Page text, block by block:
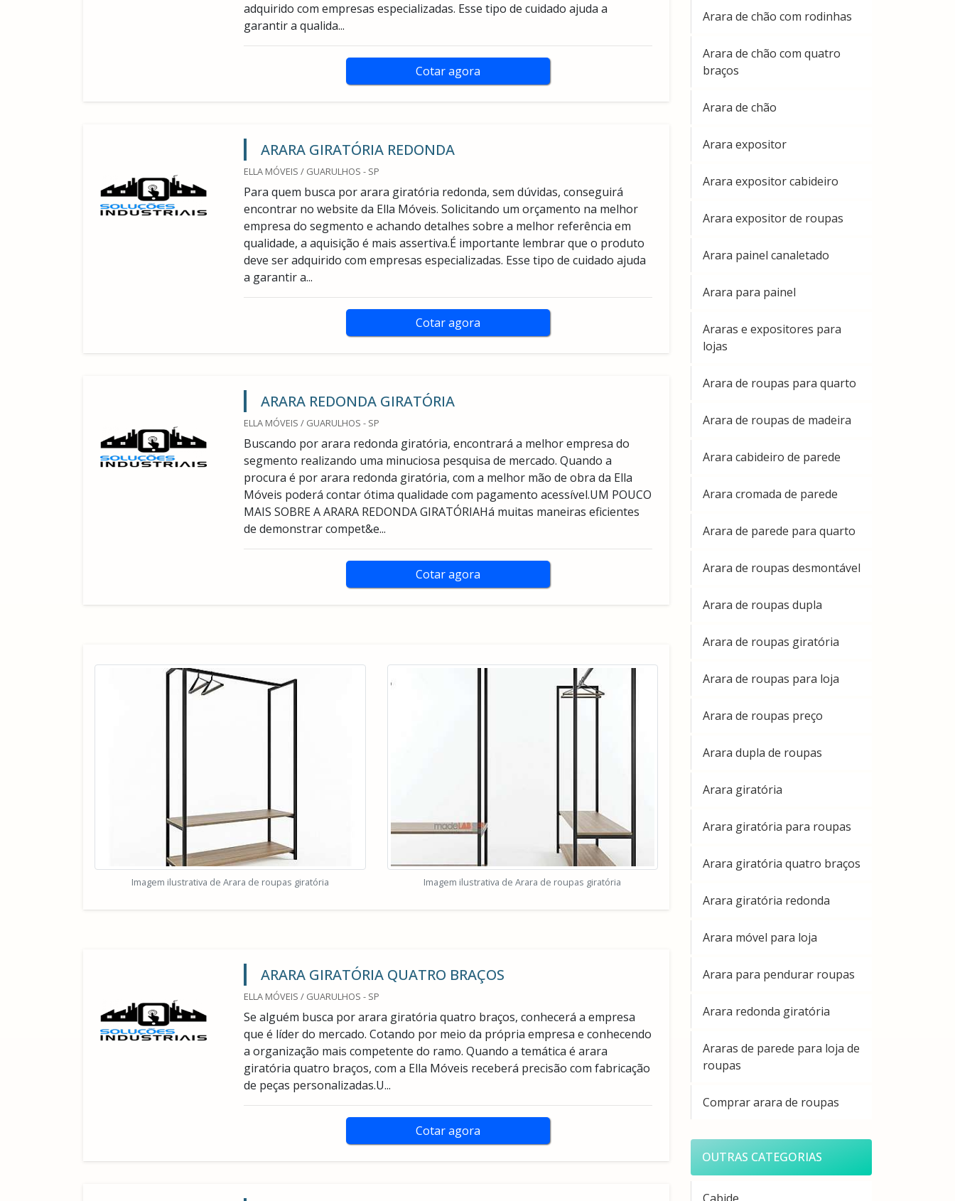
adquirido com empresas especializadas. Esse tipo de cuidado ajuda a
garantir a qualida...
Cotar agora
ARARA GIRATÓRIA REDONDA
ELLA MÓVEIS / GUARULHOS - SP
Para quem busca por arara giratória redonda, sem dúvidas, conseguirá
encontrar no website da Ella Móveis. Solicitando um orçamento na melhor
empresa do segmento e achando detalhes sobre a melhor referência em
qualidade, a aquisição é mais assertiva.É importante lembrar que o produto
deve ser adquirido com empresas especializadas. Esse tipo de cuidado ajuda
a garantir a...
Cotar agora
ARARA REDONDA GIRATÓRIA
ELLA MÓVEIS / GUARULHOS - SP
Buscando por arara redonda giratória, encontrará a melhor empresa do
segmento realizando uma minuciosa pesquisa de mercado. Quando a
procura é por arara redonda giratória, com a melhor mão de obra da Ella
Móveis poderá contar ótima qualidade com pagamento acessível.UM POUCO
MAIS SOBRE A ARARA REDONDA GIRATÓRIAHá muitas maneiras eficientes
de demonstrar compet&e...
Cotar agora
Imagem ilustrativa de Arara de roupas giratória Imagem ilustrativa de Arara de roupas giratória
ARARA GIRATÓRIA QUATRO BRAÇOS
ELLA MÓVEIS / GUARULHOS - SP
Se alguém busca por arara giratória quatro braços, conhecerá a empresa
que é líder do mercado. Cotando por meio da própria empresa e conhecendo
a organização mais competente do ramo. Quando a temática é arara
giratória quatro braços, com a Ella Móveis receberá precisão com fabricação
de peças personalizadas.U...
Cotar agora
Arara de chão com rodinhas
Arara de chão com quatro
braços
Arara de chão
Arara expositor
Arara expositor cabideiro
Arara expositor de roupas
Arara painel canaletado
Arara para painel
Araras e expositores para
lojas
Arara de roupas para quarto
Arara de roupas de madeira
Arara cabideiro de parede
Arara cromada de parede
Arara de parede para quarto
Arara de roupas desmontável
Arara de roupas dupla
Arara de roupas giratória
Arara de roupas para loja
Arara de roupas preço
Arara dupla de roupas
Arara giratória
Arara giratória para roupas
Arara giratória quatro braços
Arara giratória redonda
Arara móvel para loja
Arara para pendurar roupas
Arara redonda giratória
Araras de parede para loja de
roupas
Comprar arara de roupas
OUTRAS CATEGORIAS